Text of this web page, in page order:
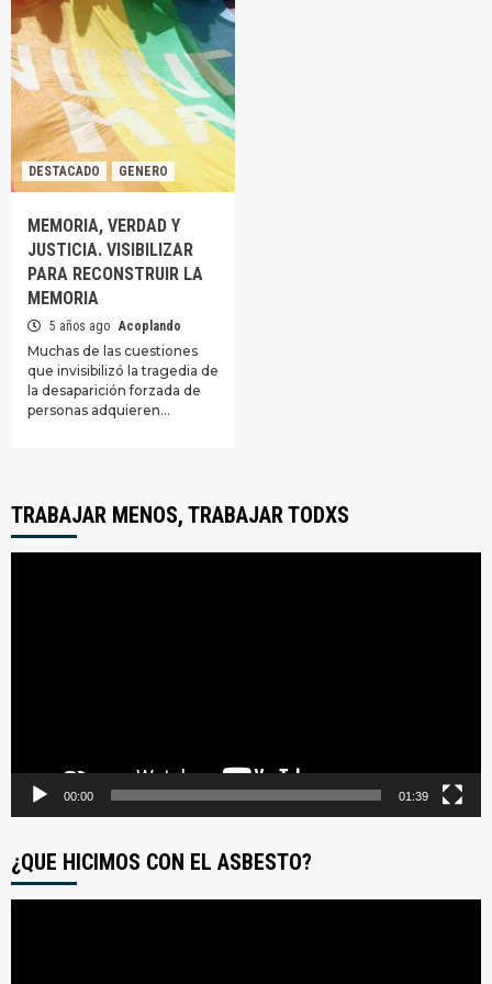
DESTACADO GENERO
MEMORIA, VERDAD Y
JUSTICIA. VISIBILIZAR
PARA RECONSTRUIR LA
MEMORIA
5 años ago Acoplando
Muchas de las cuestiones
que invisibilizó la tragedia de
la desaparición forzada de
personas adquieren…
TRABAJAR MENOS, TRABAJAR TODXS
00:00 01:39
¿QUE HICIMOS CON EL ASBESTO?